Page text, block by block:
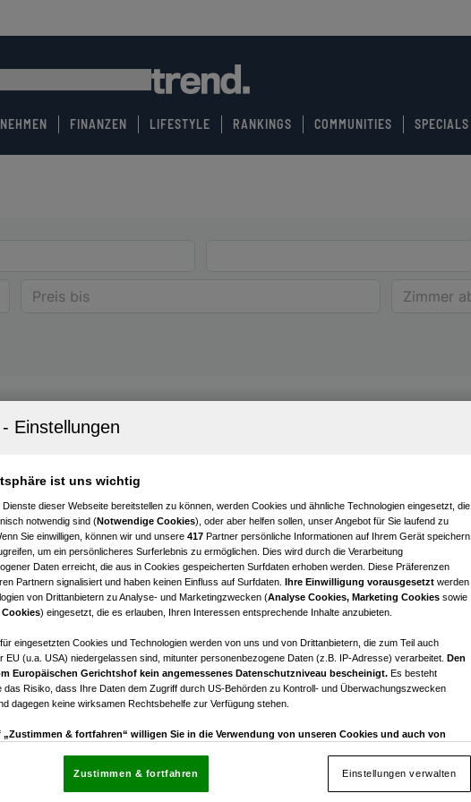
FINANZEN LIFESTYLE RANKINGS COMMUNITIES SPECIALS
mit MB Widmung (eingeschränktes gemischtes Baugebiet) in
ist uns wichtig
Dienste dieser Webseite bereitstellen zu können, werden Cookies und ähnliche Technologien eingesetzt, die
notwendig sind (Notwendige Cookies), oder aber helfen sollen, unser Angebot für Sie laufend zu
Sie einwilligen, können wir und unsere 417 Partner persönliche Informationen auf Ihrem Gerät speichern
um ein persönlicheres Surferlebnis zu ermöglichen. Dies wird durch die Verarbeitung
Daten erreicht, die aus in Cookies gespeicherten Surfdaten erhoben werden. Diese Präferenzen
Partnern signalisiert und haben keinen Einfluss auf Surfdaten. Ihre Einwilligung vorausgesetzt werden
von Drittanbietern zu Analyse- und Marketingzwecken (Analyse Cookies, Marketing Cookies sowie
) eingesetzt, die es erlauben, Ihren Interessen entsprechende Inhalte anzubieten.
eingesetzten Cookies und Technologien werden von uns und von Drittanbietern, die zum Teil auch
EU (u.a. USA) niedergelassen sind, mitunter personenbezogene Daten (z.B. IP-Adresse) verarbeitet. Den
Europäischen Gerichtshof kein angemessenes Datenschutzniveau bescheinigt. Es besteht
das Risiko, dass Ihre Daten dem Zugriff durch US-Behörden zu Kontroll- und Überwachungszwecken
dagegen keine wirksamen Rechtsbehelfe zur Verfügung stehen.
„Zustimmen & fortfahren“ willigen Sie in die Verwendung von unseren Cookies und auch von
die sich auf jeder Seite unten im Footer befinden.
Einstellungen verwalten
Zustimmen & fortfahren